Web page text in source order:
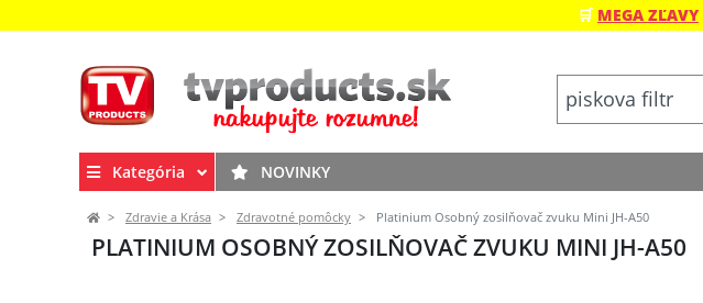
🛒 MEGA ZĽAVY
Kategória NOVINKY
Zdravie a Krása Zdravotné pomôcky Platinium Osobný zosilňovač zvuku Mini JH-A50
PLATINIUM OSOBNÝ ZOSILŇOVAČ ZVUKU MINI JH-A50